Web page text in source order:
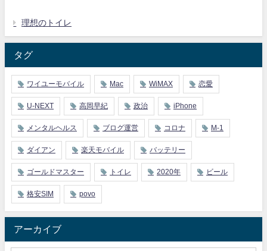
理想のトイレ
タグ
ワイユーモバイル Mac WiMAX 恋愛
U-NEXT 高岡早紀 政治 iPhone
メンタルヘルス ブログ運営 コロナ M-1
ダイアン 楽天モバイル バッテリー
ゴールドマスター トイレ 2020年 ビール
格安SIM povo
アーカイブ